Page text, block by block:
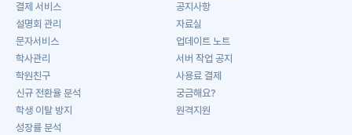
결제 서비스
설명회 관리
문자서비스
학사관리
학원친구
신규 전환율 분석
학생 이탈 방지
성장률 분석
공지사항
자료실
업데이트 노트
서버 작업 공지
사용료 결제
궁금해요?
원격지원